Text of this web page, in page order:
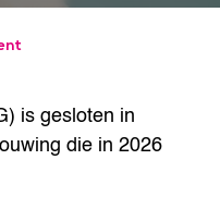
is gesloten in
die in 2026